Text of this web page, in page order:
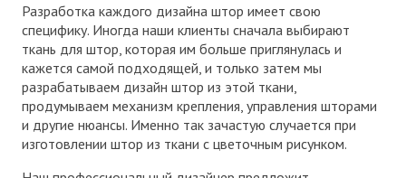
Разработка каждого дизайна штор имеет свою
специфику. Иногда наши клиенты сначала выбирают
ткань для штор, которая им больше приглянулась и
кажется самой подходящей, и только затем мы
разрабатываем дизайн штор из этой ткани,
продумываем механизм крепления, управления шторами
и другие нюансы. Именно так зачастую случается при
изготовлении штор из ткани с цветочным рисунком.